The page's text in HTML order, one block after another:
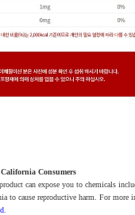
Consumers
can expose you to chemicals
to cause reproductive harm. For more